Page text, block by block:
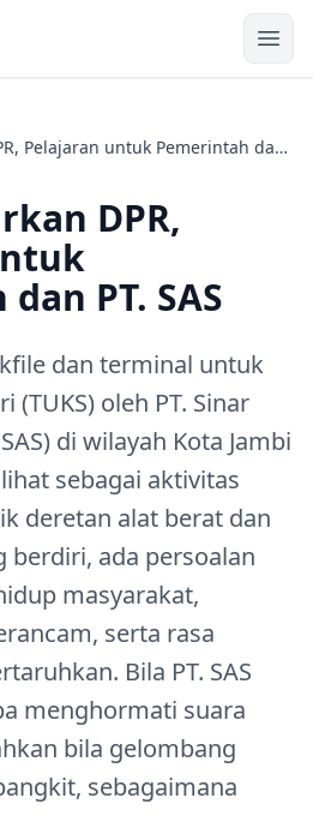
Pelajaran untuk Pemerintah dan
DPR,
PT. SAS
dan terminal untuk
(TUKS) oleh PT. Sinar
di wilayah Kota Jambi
sebagai aktivitas
deretan alat berat dan
berdiri, ada persoalan
masyarakat,
serta rasa
Bila PT. SAS
menghormati suara
bila gelombang
sebagaimana